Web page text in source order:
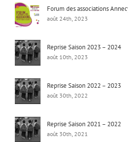
Forum des associations
août 24th, 2023
Reprise Saison 2023 – 2024
août 10th, 2023
Reprise Saison 2022 – 2023
août 30th, 2022
Reprise Saison 2021 – 2022
août 30th, 2021